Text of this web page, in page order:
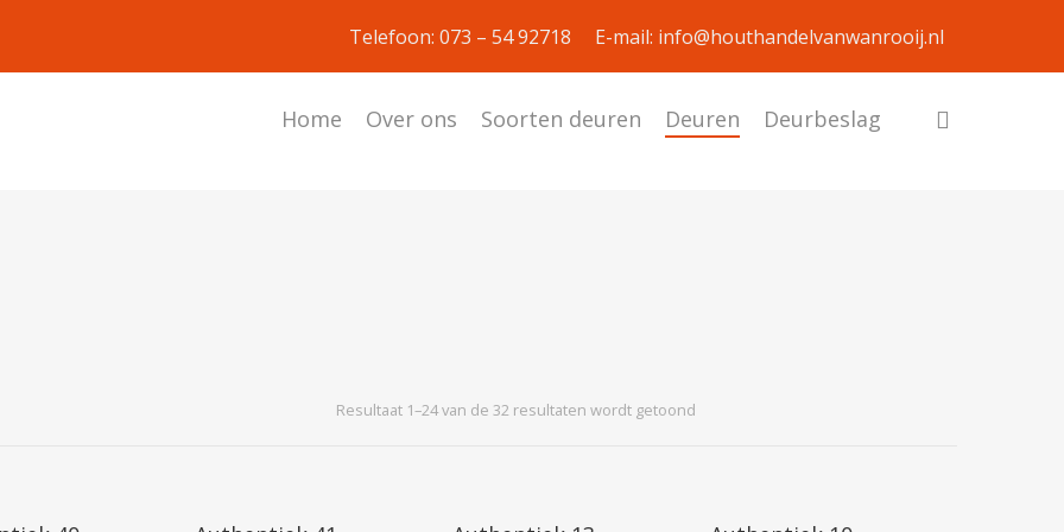
Telefoon: 073 – 54 92718 E-mail: info@houthandelvanwanrooij.nl
Home Over ons Soorten deuren Deuren Deurbeslag
Resultaat 1–24 van de 32 resultaten wordt getoond